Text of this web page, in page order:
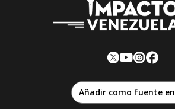
Añadir como fuente en